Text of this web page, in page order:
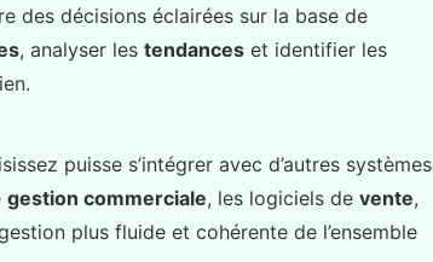
des décisions éclairées sur la base de
, analyser les tendances et identifier les
puisse s’intégrer avec d’autres systèmes
gestion commerciale, les logiciels de vente,
plus fluide et cohérente de l’ensemble